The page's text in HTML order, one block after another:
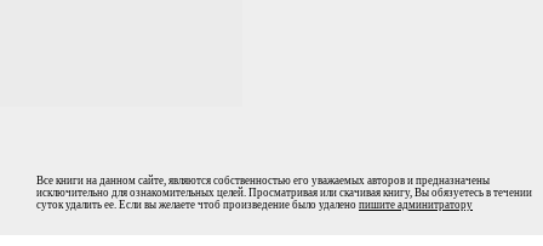
Все книги на данном сайте, являются собственностью его уважаемых авторов и предназначены
исключительно для ознакомительных целей. Просматривая или скачивая книгу, Вы обязуетесь в течении
суток удалить ее. Если вы желаете чтоб произведение было удалено пишите админитратору